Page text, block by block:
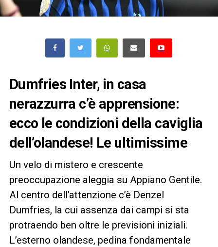
Dumfries Inter, in casa
nerazzurra c’è apprensione:
ecco le condizioni della caviglia
dell’olandese! Le ultimissime
Un velo di mistero e crescente
preoccupazione aleggia su Appiano Gentile.
Al centro dell’attenzione c’è Denzel
Dumfries, la cui assenza dai campi si sta
protraendo ben oltre le previsioni iniziali.
L’esterno olandese, pedina fondamentale